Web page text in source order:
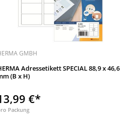
GMBH
Adressetikett SPECIAL 88,9 x 46,6
(B x H)
€*
Packung